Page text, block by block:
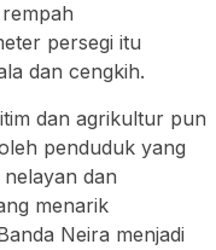
persegi itu
dan cengkih.
dan agrikultur pun
penduduk yang
dan
menarik
Neira menjadi